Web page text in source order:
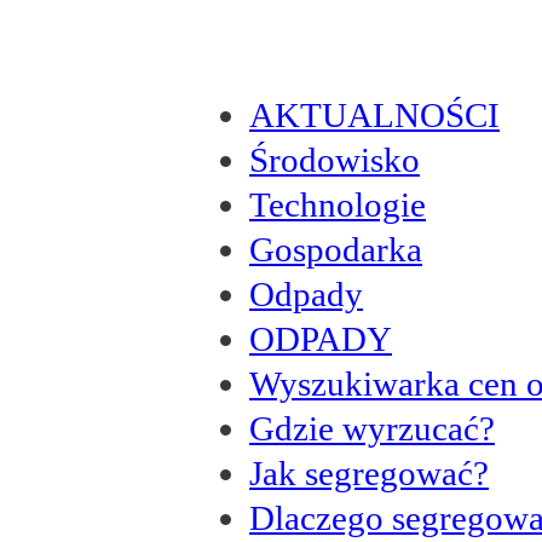
AKTUALNOŚCI
Środowisko
Technologie
Gospodarka
Odpady
ODPADY
Wyszukiwarka cen
Gdzie wyrzucać?
Jak segregować?
Dlaczego